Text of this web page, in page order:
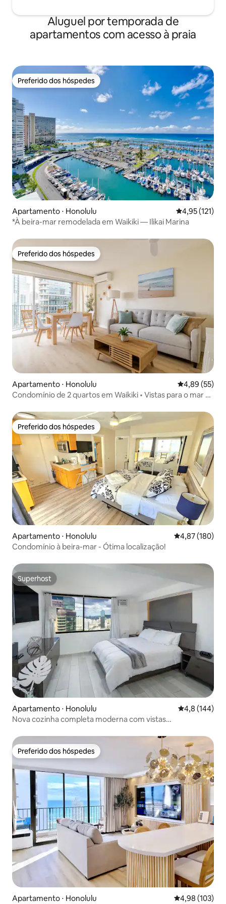
Aluguel por temporada de
apartamentos com acesso à praia
Preferido dos hóspedes
Preferido dos hóspedes
Apartamento ⋅ Honolulu 4,95 de uma
4,95 (121)
*À beira-mar remodelada em Waikiki — Ilikai Marina
Preferido dos hóspedes
Preferido dos hóspedes
Apartamento ⋅ Honolulu 4,89 de uma
4,89 (55)
Condomínio de 2 quartos em Waikiki • Vistas para o mar e
Preferido dos hóspedes
Preferido dos hóspedes
Apartamento ⋅ Honolulu 4,87 de uma
4,87 (180)
Condomínio à beira-mar - Ótima localização!
Superhost
Superhost
Apartamento ⋅ Honolulu 4,8 de uma
4,8 (144)
Nova cozinha completa moderna com vistas
Preferido dos hóspedes
Preferido dos hóspedes
Apartamento ⋅ Honolulu 4,98 de uma
4,98 (103)